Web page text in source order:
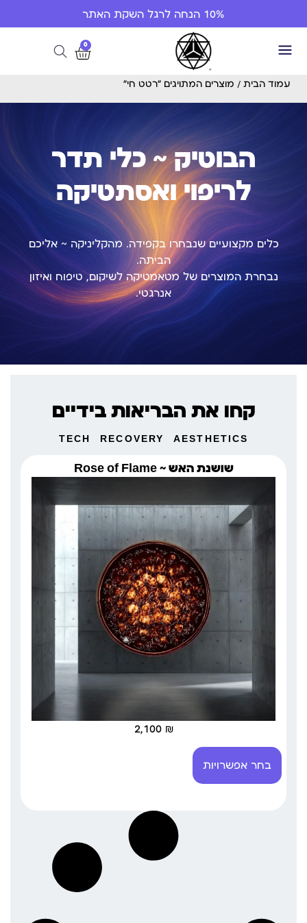
10% הנחה לרגל השקת האתר
0
עמוד הבית / מוצרים המתויגים “רטט חי”
הבוטיק ~ כלי תדר
לריפוי ואסתטיקה
כלים מקצועיים שנבחרו בקפידה. מהקליניקה ~ אליכם
הביתה.
נבחרת המוצרים של מטאמטיקה לשיקום, טיפוח ואיזון
אנרגטי.
קחו את הבריאות בידיים
AESTHETICS
RECOVERY
TECH
שושנת האש ~ Rose of Flame
2,100 ₪
בחר אפשרויות